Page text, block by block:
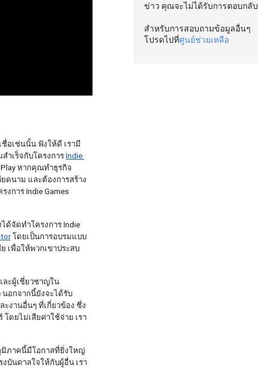
อเช่นนั้น ฟังให้ดี เรามี
ำเร็จกับโครงการ Indie
หากคุณทำธุรกิจ
ดนาม และต้องการสร้าง
งการ Indie Games
ด้จัดทำโครงการ Indie
โดยเป็นการอบรมแบบ
เพื่อให้พวกเขาประสบ
ะผู้เชี่ยวชาญใน
นอกจากนี้ยังจะได้รับ
ะงานอื่นๆ ที่เกี่ยวข้อง ซึ่ง
โดยไม่เสียค่าใช้จ่าย เรา
มิภาคนี้มีโอกาสที่ยิ่งใหญ่
บันดาลใจให้กับผู้อื่น เรา
ข่าว คุณจะไม่ได้รับการตอบกลับ
สำหรับการสอบถามข้อมูลอื่นๆ
โปรดไปที่ศูนย์ช่วยเหลือ